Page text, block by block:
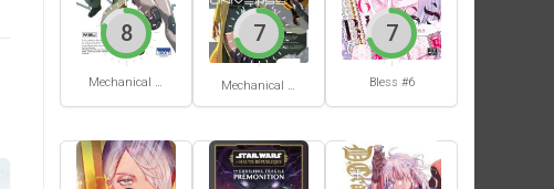
Mechanical Buddy Universe #1
8
Mechanical Buddy Universe #0
7
Bless #6
7